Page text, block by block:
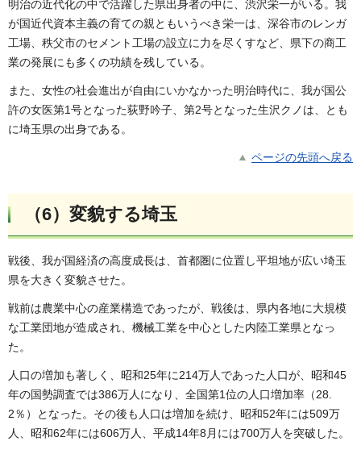
明治の近代化の中で活躍した県出身者の中に、渋沢栄一がいる。我
が国近代資本主義の育ての親ともいうべき栄一は、深谷市のレンガ
工場、秩父市のセメント工場の設立に力を尽くすなど、県下の商工
業の発展にも多くの功績を残している。
また、女性の社会進出が自由にいかなかった明治時代に、我が国公
許の女医第1号となった荻野吟子、第2号となった生沢クノは、とも
に埼玉県の出身である。
ページの先頭へ戻る
（6）変貌する埼玉
戦後、我が国経済の高度成長は、首都圏に位置し平坦地が広い埼玉
県を大きく変貌させた。
戦前は農業中心の産業構造であったが、戦後は、県内各地に大規模
な工業団地が造成され、機械工業を中心とした内陸工業県となっ
た。
人口の増加も著しく、昭和25年に214万人であった人口が、昭和45
年の国勢調査では386万人になり、全国第1位の人口増加率（28.
2％）となった。その後も人口は増加を続け、昭和52年には509万
人、昭和62年には606万人、平成14年8月には700万人を突破した。